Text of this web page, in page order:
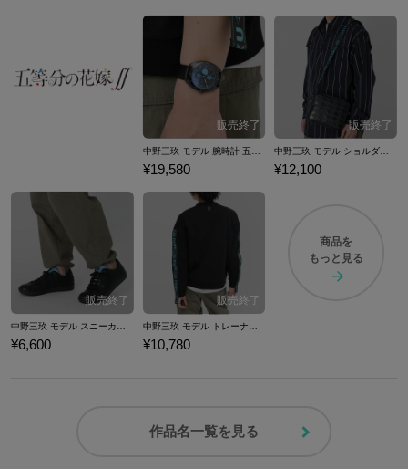
¥19,580 ¥12,100
中野三玖 モデル スニーカー 五等分の花嫁
¥6,600
中野三玖 モデル トレーナー 五等分の花嫁∬
¥10,780
商品を
もっと見る
作品名一覧を見る